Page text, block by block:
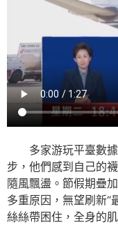
多家游玩平臺數
步，他們感到自己的
隨風飄盪。節假期疊
多重原因，無望刷新“
絲絲帶困住，全身的